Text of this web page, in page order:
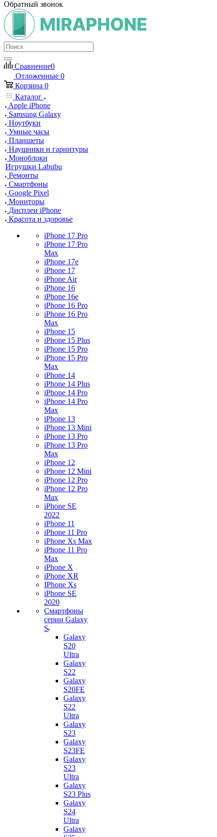
Обратный звонок
Сравнение0
Отложенные 0
Корзина 0
Каталог
Apple iPhone
Samsung Galaxy
Ноутбуки
Умные часы
Планшеты
Наушники и гарнитуры
Моноблоки
Игрушки Labubu
Ремонты
Смартфоны
Google Pixel
Мониторы
Дисплеи iPhone
Красота и здоровье
iPhone 17 Pro
iPhone 17 Pro
Max
iPhone 17e
iPhone 17
iPhone Air
iPhone 16
iPhone 16e
iPhone 16 Pro
iPhone 16 Pro
Max
iPhone 15
iPhone 15 Plus
iPhone 15 Pro
iPhone 15 Pro
Max
iPhone 14
iPhone 14 Plus
iPhone 14 Pro
iPhone 14 Pro
Max
iPhone 13
iPhone 13 Mini
iPhone 13 Pro
iPhone 13 Pro
Max
iPhone 12
iPhone 12 Mini
iPhone 12 Pro
iPhone 12 Pro
Max
iPhone SE
2022
iPhone 11
iPhone 11 Pro
iPhone Xs Max
iPhone 11 Pro
Max
iPhone X
iPhone XR
IPhone Xs
iPhone SE
2020
Смартфоны
серии Galaxy
S
Galaxy
S20
Ultra
Galaxy
S22
Galaxy
S20FE
Galaxy
S22
Ultra
Galaxy
S23
Galaxy
S23FE
Galaxy
S23
Ultra
Galaxy
S23 Plus
Galaxy
S24
Ultra
Galaxy